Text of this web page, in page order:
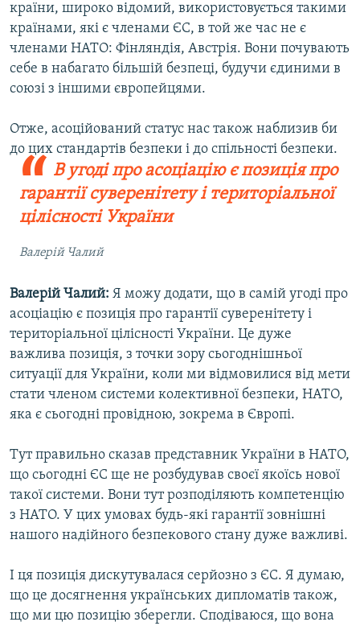
країни, широко відомий, використовується такими
країнами, які є членами ЄС, в той же час не є
членами НАТО: Фінляндія, Австрія. Вони почувають
себе в набагато більшій безпеці, будучи єдиними в
союзі з іншими європейцями.
Отже, асоційований статус нас також наблизив би
до цих стандартів безпеки і до спільності безпеки.
В угоді про асоціацію є позиція про
гарантії суверенітету і територіальної
цілісності України
Валерій Чалий
Валерій Чалий: Я можу додати, що в самій угоді про
асоціацію є позиція про гарантії суверенітету і
територіальної цілісності України. Це дуже
важлива позиція, з точки зору сьогоднішньої
ситуації для України, коли ми відмовилися від мети
стати членом системи колективної безпеки, НАТО,
яка є сьогодні провідною, зокрема в Європі.
Тут правильно сказав представник України в НАТО,
що сьогодні ЄС ще не розбудував своєї якоїсь нової
такої системи. Вони тут розподіляють компетенцію
з НАТО. У цих умовах будь-які гарантії зовнішні
нашого надійного безпекового стану дуже важливі.
І ця позиція дискутувалася серйозно з ЄС. Я думаю,
що це досягнення українських дипломатів також,
що ми цю позицію зберегли. Сподіваюся, що вона